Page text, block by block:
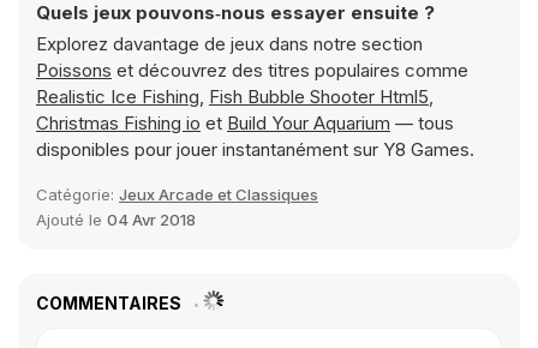
Quels jeux pouvons‑nous essayer ensuite ?
Explorez davantage de jeux dans notre section
Poissons et découvrez des titres populaires comme
Realistic Ice Fishing, Fish Bubble Shooter Html5,
Christmas Fishing io et Build Your Aquarium — tous
disponibles pour jouer instantanément sur Y8 Games.
Catégorie: Jeux Arcade et Classiques
Ajouté le 04 Avr 2018
COMMENTAIRES